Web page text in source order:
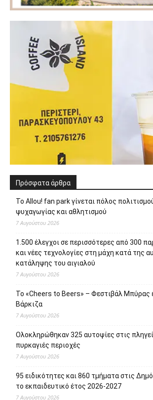
Πρόσφατα άρθρα
Το Allou! fan park γίνεται πόλος
ψυχαγωγίας και αθλητισμού
7 Αυγούστου 2026
1.500 έλεγχοι σε περισσότερες από 300
και νέες τεχνολογίες στη μάχη κατά της
κατάληψης του αιγιαλού
7 Αυγούστου 2026
Το «Cheers to Beers» – Φεστιβάλ Μπύρας
Βάρκιζα
7 Αυγούστου 2026
Ολοκληρώθηκαν 325 αυτοψίες στις
πυρκαγιές περιοχές
7 Αυγούστου 2026
95 ειδικότητες και 860 τμήματα στις
το εκπαιδευτικό έτος 2026-2027
7 Αυγούστου 2026